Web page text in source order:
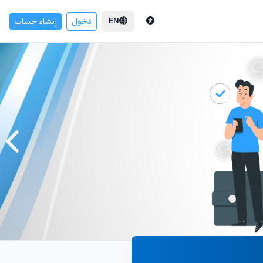
EN دخول إنشاء حساب